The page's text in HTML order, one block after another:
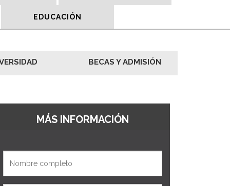
EDUCACIÓN
BECAS Y ADMISIÓN
MÁS INFORMACIÓN